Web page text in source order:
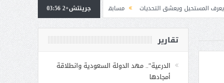
التحديات مسابقة المشيقح تعلن فرسان النسخة الخامسة
بمشاركة
جرينتش+2 03:56
تقارير
الدرعية”.. مهد الدولة السعودية وانطلاقة
أمجادها